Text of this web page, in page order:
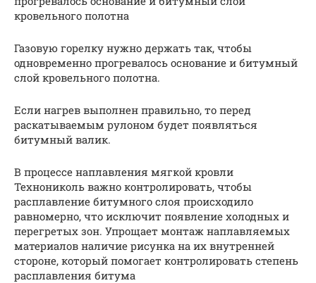
кровельного полотна
Газовую горелку нужно держать так, чтобы
одновременно прогревалось основание и битумный
слой кровельного полотна.
Если нагрев выполнен правильно, то перед
раскатываемым рулоном будет появляться
битумный валик.
В процессе наплавления мягкой кровли
Технониколь важно контролировать, чтобы
расплавление битумного слоя происходило
равномерно, что исключит появление холодных и
перегретых зон. Упрощает монтаж наплавляемых
материалов наличие рисунка на их внутренней
стороне, который помогает контролировать степень
расплавления битума